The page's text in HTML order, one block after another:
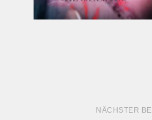
NÄCHSTER